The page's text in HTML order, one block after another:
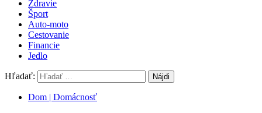
Zdravie
Šport
Auto-moto
Cestovanie
Financie
Jedlo
Hľadať:
Dom | Domácnosť